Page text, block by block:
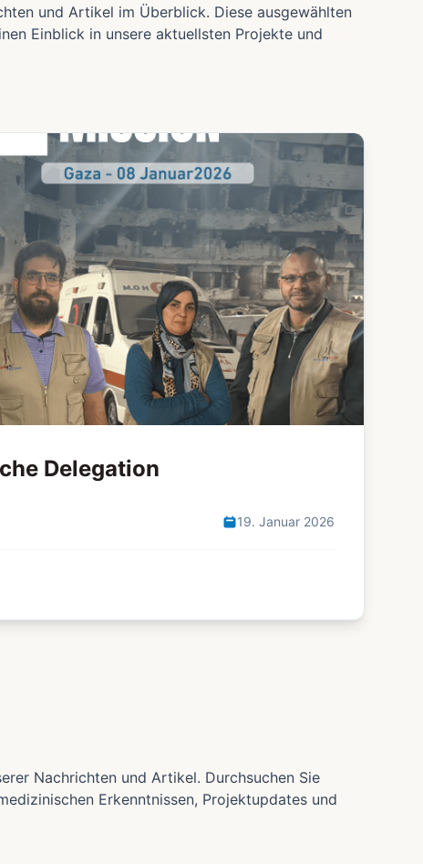
und Artikel im Überblick. Diese ausgewählten
Einblick in unsere aktuellsten Projekte und
Delegation
19. Januar 2026
Nachrichten und Artikel. Durchsuchen Sie
Erkenntnissen, Projektupdates und